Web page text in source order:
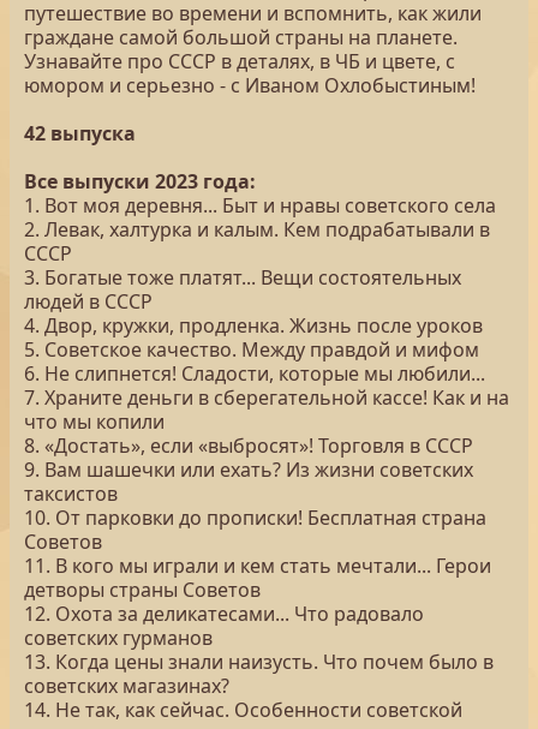
путешествие во времени и вспомнить, как жили
граждане самой большой страны на планете.
Узнавайте про СССР в деталях, в ЧБ и цвете, с
юмором и серьезно - с Иваном Охлобыстиным!
42 выпуска
Все выпуски 2023 года:
1. Вот моя деревня... Быт и нравы советского села
2. Левак, халтурка и калым. Кем подрабатывали в
СССР
3. Богатые тоже платят... Вещи состоятельных
людей в СССР
4. Двор, кружки, продленка. Жизнь после уроков
5. Советское качество. Между правдой и мифом
6. Не слипнется! Сладости, которые мы любили...
7. Храните деньги в сберегательной кассе! Как и на
что мы копили
8. «Достать», если «выбросят»! Торговля в СССР
9. Вам шашечки или ехать? Из жизни советских
таксистов
10. От парковки до прописки! Бесплатная страна
Советов
11. В кого мы играли и кем стать мечтали... Герои
детворы страны Советов
12. Охота за деликатесами... Что радовало
советских гурманов
13. Когда цены знали наизусть. Что почем было в
советских магазинах?
14. Не так, как сейчас. Особенности советской